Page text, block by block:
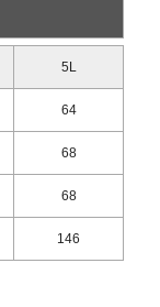
5L
64
68
68
146